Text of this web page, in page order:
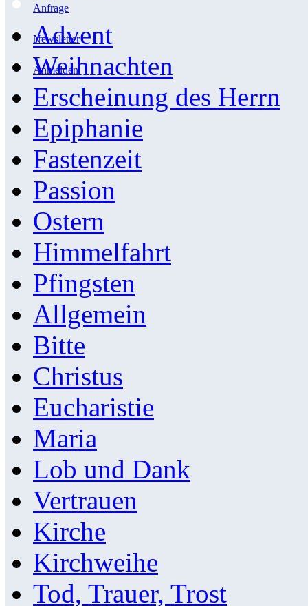
Anfrage
Newsletter
Anmelden
Advent
Weihnachten
Erscheinung des Herrn
Epiphanie
Fastenzeit
Passion
Ostern
Himmelfahrt
Pfingsten
Allgemein
Bitte
Christus
Eucharistie
Maria
Lob und Dank
Vertrauen
Kirche
Kirchweihe
Tod, Trauer, Trost